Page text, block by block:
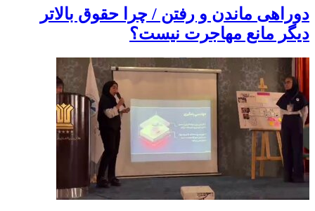
دوراهی ماندن و رفتن / چرا حقوق بالاتر
دیگر مانع مهاجرت نیست؟